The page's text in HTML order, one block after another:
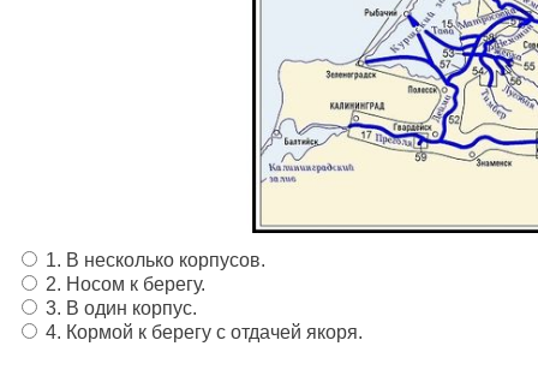
1. В несколько корпусов.
2. Носом к берегу.
3. В один корпус.
4. Кормой к берегу с отдачей якоря.